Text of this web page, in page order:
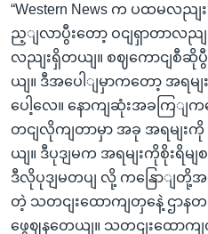
“Western News က ပထမလည
ည့ျလာပွီးတော့ ဝငျရှာတာလညျ
လညျးရှိတယျ။ စဈကောငျစီဆို
ယျ။ ဒီအပေါျမှာကတော့ အရမျ
ပေါ့လေ။ နောကျဆုံးအခကြျ
တငျလိုကျတာမှာ အခု အရမျးကို ရှ
ယျ။ ဒီပုဒျမက အရမျးကိုစိုးရိမ
ဒီလိုပုဒျမတပျ လို့ ကနြောျတို့အ
တဲ့ သတငျးထောကျတှနေဲ့ ဌာန
ဖွေဈနတေယျ။ သတငျးထောကျ